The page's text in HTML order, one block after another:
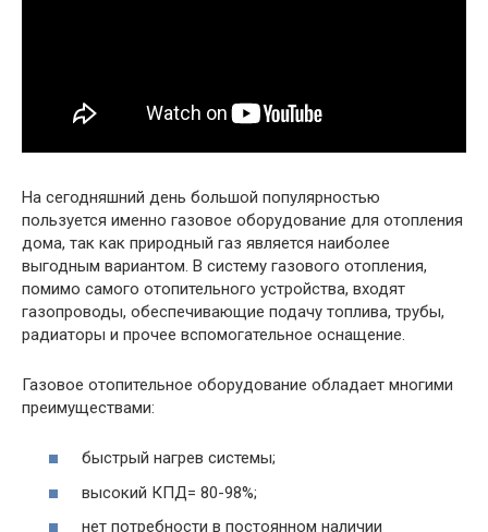
На сегодняшний день большой популярностью
пользуется именно газовое оборудование для отопления
дома, так как природный газ является наиболее
выгодным вариантом. В систему газового отопления,
помимо самого отопительного устройства, входят
газопроводы, обеспечивающие подачу топлива, трубы,
радиаторы и прочее вспомогательное оснащение.
Газовое отопительное оборудование обладает многими
преимуществами:
быстрый нагрев системы;
высокий КПД= 80-98%;
нет потребности в постоянном наличии